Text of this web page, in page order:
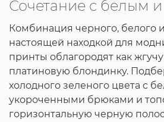
Сочетание с белым
Комбинация черного, белого
настоящей находкой для
принты облагородят как
платиновую блондинку.
холодного зеленого цвета с
укороченными брюками и
горизонтальную черную